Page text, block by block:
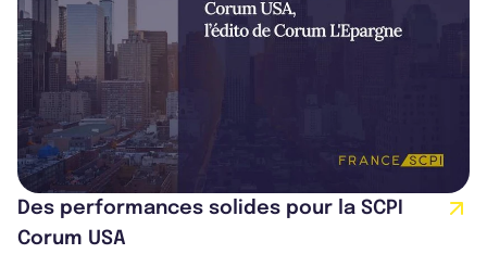
Des performances solides pour la SCPI
Corum USA